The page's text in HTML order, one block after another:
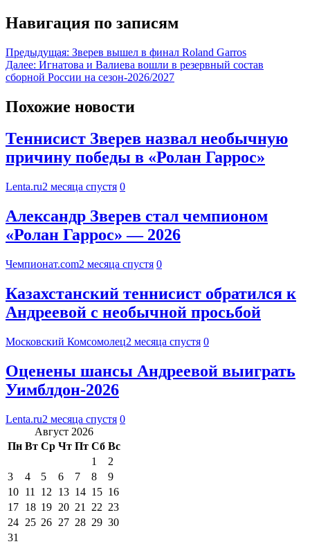
Навигация по записям
Предыдущая: Зверев вышел в финал Roland Garros
Далее: Игнатова и Валиева вошли в резервный состав
сборной России на сезон-2026/2027
Похожие новости
Теннисист Зверев назвал необычную
причину победы в «Ролан Гаррос»
Lenta.ru2 месяца спустя 0
Александр Зверев стал чемпионом
«Ролан Гаррос» — 2026
Чемпионат.com2 месяца спустя 0
Казахстанский теннисист обратился к
Андреевой с необычной просьбой
Московский Комсомолец2 месяца спустя 0
Оценены шансы Андреевой выиграть
Уимблдон-2026
Lenta.ru2 месяца спустя 0
Август 2026
Пн Вт Ср Чт Пт Сб Вс
1
2
3
4 5 6 7 8
9
10 11 12 13 14 15 16
17 18 19 20 21 22 23
24 25 26 27 28 29 30
31